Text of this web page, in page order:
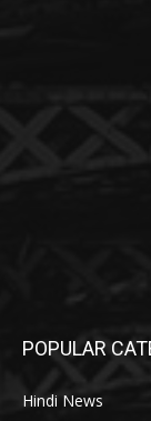
POPULAR
Hindi News